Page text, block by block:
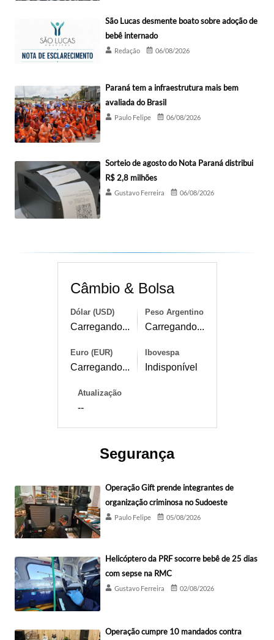
São Lucas desmente boato sobre adoção de
bebê internado
Redação 06/08/2026
Paraná tem a infraestrutura mais bem
avaliada do Brasil
Paulo Felipe 06/08/2026
Sorteio de agosto do Nota Paraná distribui
R$ 2,8 milhões
Gustavo Ferreira 06/08/2026
Câmbio & Bolsa
Dólar (USD)
Carregando...
Peso Argentino
Carregando...
Euro (EUR)
Carregando...
Ibovespa
Indisponível
Atualização
--
Segurança
Operação Gift prende integrantes de
organização criminosa no Sudoeste
Paulo Felipe 05/08/2026
Helicóptero da PRF socorre bebê de 25 dias
com sepse na RMC
Gustavo Ferreira 02/08/2026
Operação cumpre 10 mandados contra